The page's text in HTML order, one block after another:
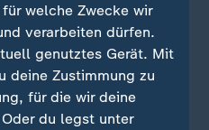
welche Zwecke wir
verarbeiten dürfen.
genutztes Gerät. Mit
deine Zustimmung zu
für die wir deine
du legst unter